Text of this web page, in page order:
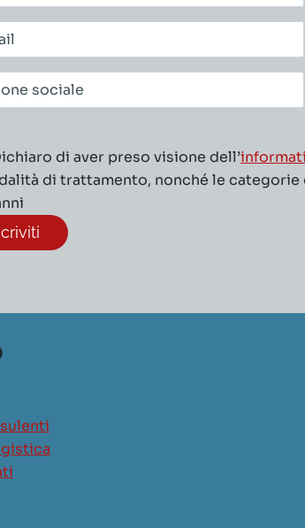
di aver preso visione dell’
di trattamento, nonché le